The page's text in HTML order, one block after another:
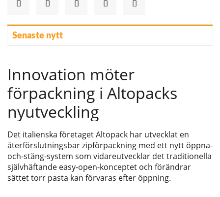
Senaste nytt
Innovation möter
förpackning i Altopacks
nyutveckling
Det italienska företaget Altopack har utvecklat en
återförslutningsbar zipförpackning med ett nytt öppna-
och-stäng-system som vidareutvecklar det traditionella
självhäftande easy-open-konceptet och förändrar
sättet torr pasta kan förvaras efter öppning.